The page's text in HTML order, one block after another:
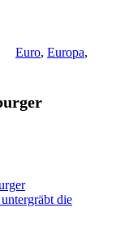
Euro, Europa,
die